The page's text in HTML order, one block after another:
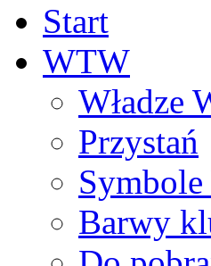
Start
WTW
Władze
Przystań
Barwy